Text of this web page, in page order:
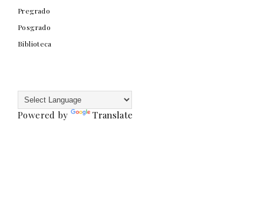
Pregrado
Posgrado
Biblioteca
Powered by Translate